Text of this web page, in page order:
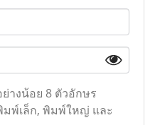
างน้อย 8 ตัวอักษร
พ์เล็ก, พิมพ์ใหญ่ และ